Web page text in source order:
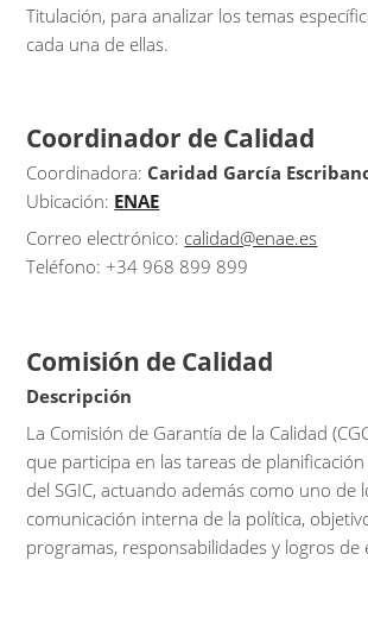
Titulación, para analizar los temas
cada una de ellas.
Coordinador de Calidad
Coordinadora: Caridad García
Ubicación: ENAE
Correo electrónico: calidad@enae.es
Teléfono: +34 968 899 899
Comisión de Calidad
Descripción
La Comisión de Garantía de la Calidad
que participa en las tareas de
del SGIC, actuando además como uno de
comunicación interna de la política,
programas, responsabilidades y logros de